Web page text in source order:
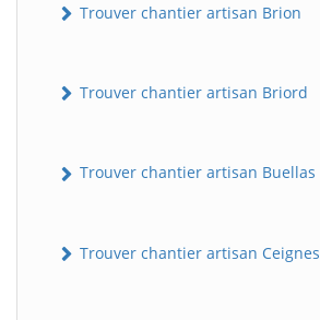
Trouver chantier artisan Brion
Trouver chantier artisan Briord
Trouver chantier artisan Buellas
Trouver chantier artisan Ceignes